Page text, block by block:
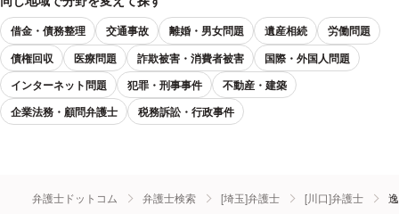
借金・債務整理 交通事故 離婚・男女問題 遺産相続
労働問題
債権回収
医療問題 詐欺被害・消費者被害
国際・外国人問題
インターネット問題
犯罪・刑事事件
不動産・建築
企業法務・顧問弁護士
税務訴訟・行政事件
弁護士ドットコム 弁護士検索 [埼玉]弁護士 [川口]弁護士